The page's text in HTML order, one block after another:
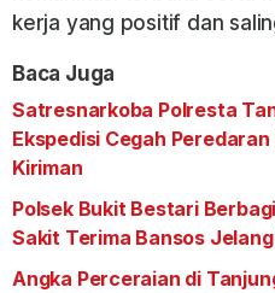
kerja yang positif dan
Baca Juga
Satresnarkoba Polresta
Ekspedisi Cegah
Kiriman
Polsek Bukit Bestari
Sakit Terima Bansos Jelang
Angka Perceraian di